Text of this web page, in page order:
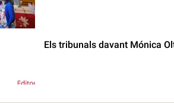
Els tribunals davant Mónica